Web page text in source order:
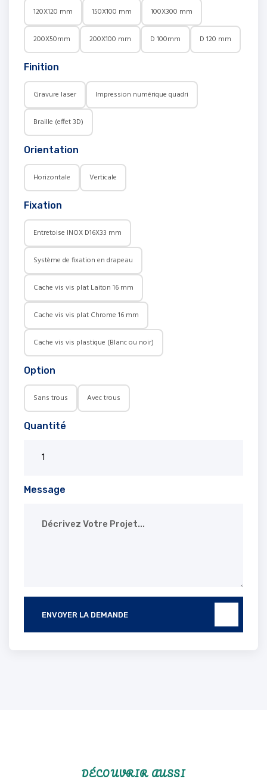
120X120 mm 150X100 mm 100X300 mm
200X50mm 200X100 mm D 100mm D 120 mm
Finition
Gravure laser Impression numérique quadri
Braille (effet 3D)
Orientation
Horizontale Verticale
Fixation
Entretoise INOX D16X33 mm
Système de fixation en drapeau
Cache vis vis plat Laiton 16 mm
Cache vis vis plat Chrome 16 mm
Cache vis vis plastique (Blanc ou noir)
Option
Sans trous Avec trous
Quantité
Message
ENVOYER LA DEMANDE
DÉCOUVRIR AUSSI